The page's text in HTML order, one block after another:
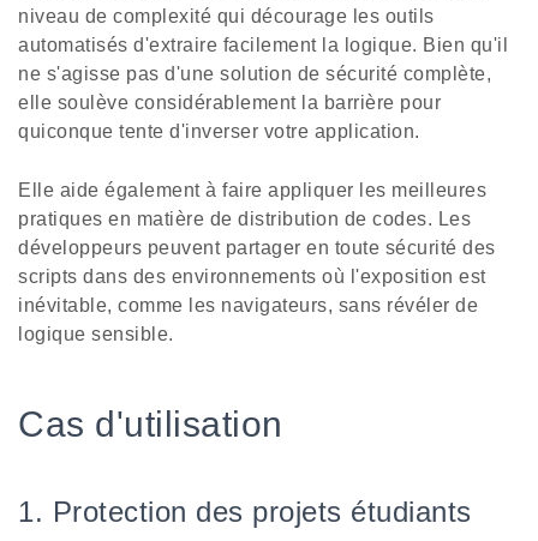
niveau de complexité qui décourage les outils
automatisés d'extraire facilement la logique. Bien qu'il
ne s'agisse pas d'une solution de sécurité complète,
elle soulève considérablement la barrière pour
quiconque tente d'inverser votre application.
Elle aide également à faire appliquer les meilleures
pratiques en matière de distribution de codes. Les
développeurs peuvent partager en toute sécurité des
scripts dans des environnements où l'exposition est
inévitable, comme les navigateurs, sans révéler de
logique sensible.
Cas d'utilisation
1. Protection des projets étudiants